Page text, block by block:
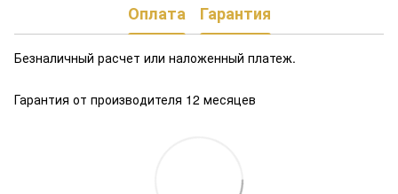
Оплата Гарантия
Безналичный расчет или наложенный платеж.
Гарантия от производителя 12 месяцев